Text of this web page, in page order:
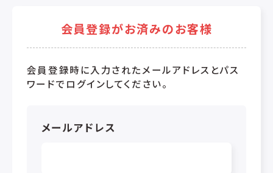
会員登録がお済みのお客様
会員登録時に入力されたメールアドレスとパス
ワードでログインしてください。
メールアドレス